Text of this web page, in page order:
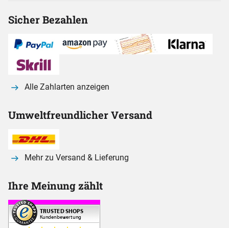
Sicher Bezahlen
Alle Zahlarten anzeigen
Umweltfreundlicher Versand
Mehr zu Versand & Lieferung
Ihre Meinung zählt